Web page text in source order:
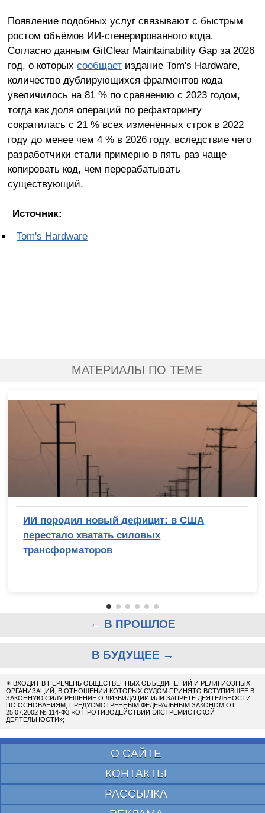
Появление подобных услуг связывают с быстрым
ростом объёмов ИИ-сгенерированного кода.
Согласно данным GitClear Maintainability Gap за 2026
год, о которых сообщаетиздание Tom's Hardware,
количество дублирующихся фрагментов кода
увеличилось на 81 % по сравнению с 2023 годом,
тогда как доля операций по рефакторингу
сократилась с 21 % всех изменённых строк в 2022
году до менее чем 4 % в 2026 году, вследствие чего
разработчики стали примерно в пять раз чаще
копировать код, чем перерабатывать
существующий.
Источник:
Tom's Hardware
МАТЕРИАЛЫ ПО ТЕМЕ
ИИ породил новый дефицит: в США
перестало хватать силовых
трансформаторов
← В ПРОШЛОЕ
В БУДУЩЕЕ →
✴ ВХОДИТ В ПЕРЕЧЕНЬ ОБЩЕСТВЕННЫХ ОБЪЕДИНЕНИЙ И РЕЛИГИОЗНЫХ
ОРГАНИЗАЦИЙ, В ОТНОШЕНИИ КОТОРЫХ СУДОМ ПРИНЯТО ВСТУПИВШЕЕ В
ЗАКОННУЮ СИЛУ РЕШЕНИЕ О ЛИКВИДАЦИИ ИЛИ ЗАПРЕТЕ ДЕЯТЕЛЬНОСТИ
ПО ОСНОВАНИЯМ, ПРЕДУСМОТРЕННЫМ ФЕДЕРАЛЬНЫМ ЗАКОНОМ ОТ
25.07.2002 № 114-ФЗ «О ПРОТИВОДЕЙСТВИИ ЭКСТРЕМИСТСКОЙ
ДЕЯТЕЛЬНОСТИ»;
О САЙТЕ
КОНТАКТЫ
РАССЫЛКА